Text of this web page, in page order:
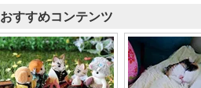
おすすめコンテンツ